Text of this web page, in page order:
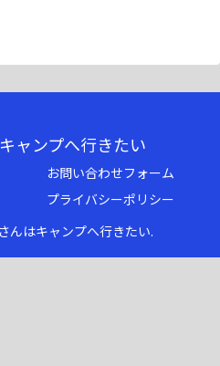
お問い合わせフォーム
プライバシーポリシー
んはキャンプへ行きたい.